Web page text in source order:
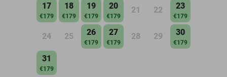
17
€179
18
€179
19
€179
20
€179
21 22 23
€179
24 25 26
€179
27
€179
28 29 30
€179
31
€179